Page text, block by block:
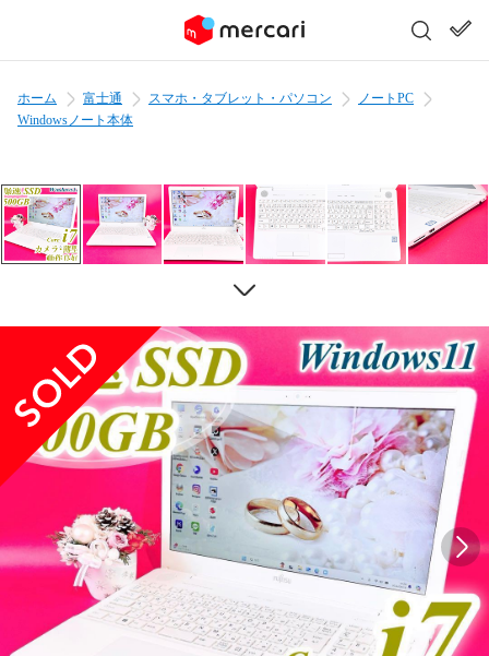
ホーム 富士通 スマホ・タブレット・パソコン
ノートPC
Windowsノート本体